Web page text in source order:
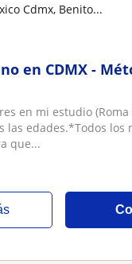
Cdmx, Benito...
en CDMX -
en mi estudio
las edades.*Todos los
que...